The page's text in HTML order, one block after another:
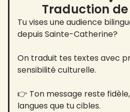
Traduction
Tu vises une audience
depuis Sainte-Catherine?
On traduit tes textes avec
sensibilité culturelle.
👉 Ton message reste
langues que tu cibles.